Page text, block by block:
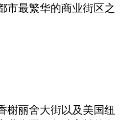
市最繁华的商业街区之
榭丽舍大街以及美国纽